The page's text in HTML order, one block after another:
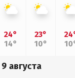
24°
14°
23°
10°
августа